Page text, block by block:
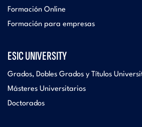
Formación Online
Formación para empresas
ESIC UNIVERSITY
Grados, Dobles Grados y Títulos
Másteres Universitarios
Doctorados